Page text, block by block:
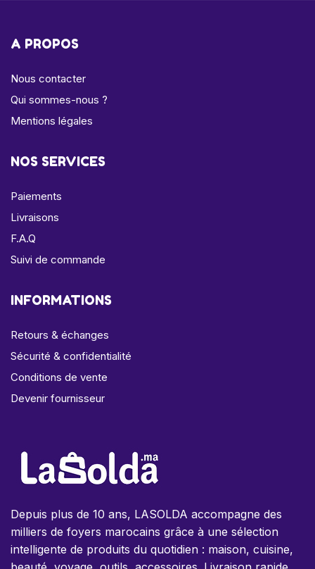
A PROPOS
Nous contacter
Qui sommes-nous ?
Mentions légales
NOS SERVICES
Paiements
Livraisons
F.A.Q
Suivi de commande
INFORMATIONS
Retours & échanges
Sécurité & confidentialité
Conditions de vente
Devenir fournisseur
Depuis plus de 10 ans, LASOLDA accompagne des
milliers de foyers marocains grâce à une sélection
intelligente de produits du quotidien : maison, cuisine,